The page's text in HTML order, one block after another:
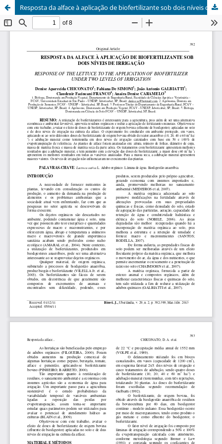
Resposta da alface à aplicação de biofertilizante sob dois níveis de irrigação